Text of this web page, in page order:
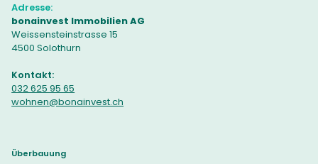
Adresse:
bonainvest Immobilien AG
Weissensteinstrasse 15
4500 Solothurn
Kontakt:
032 625 95 65
wohnen@bonainvest.ch
Überbauung